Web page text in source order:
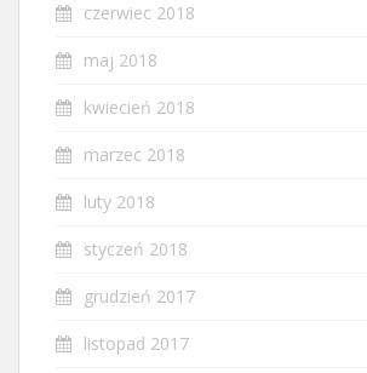
czerwiec 2018
maj 2018
kwiecień 2018
marzec 2018
luty 2018
styczeń 2018
grudzień 2017
listopad 2017